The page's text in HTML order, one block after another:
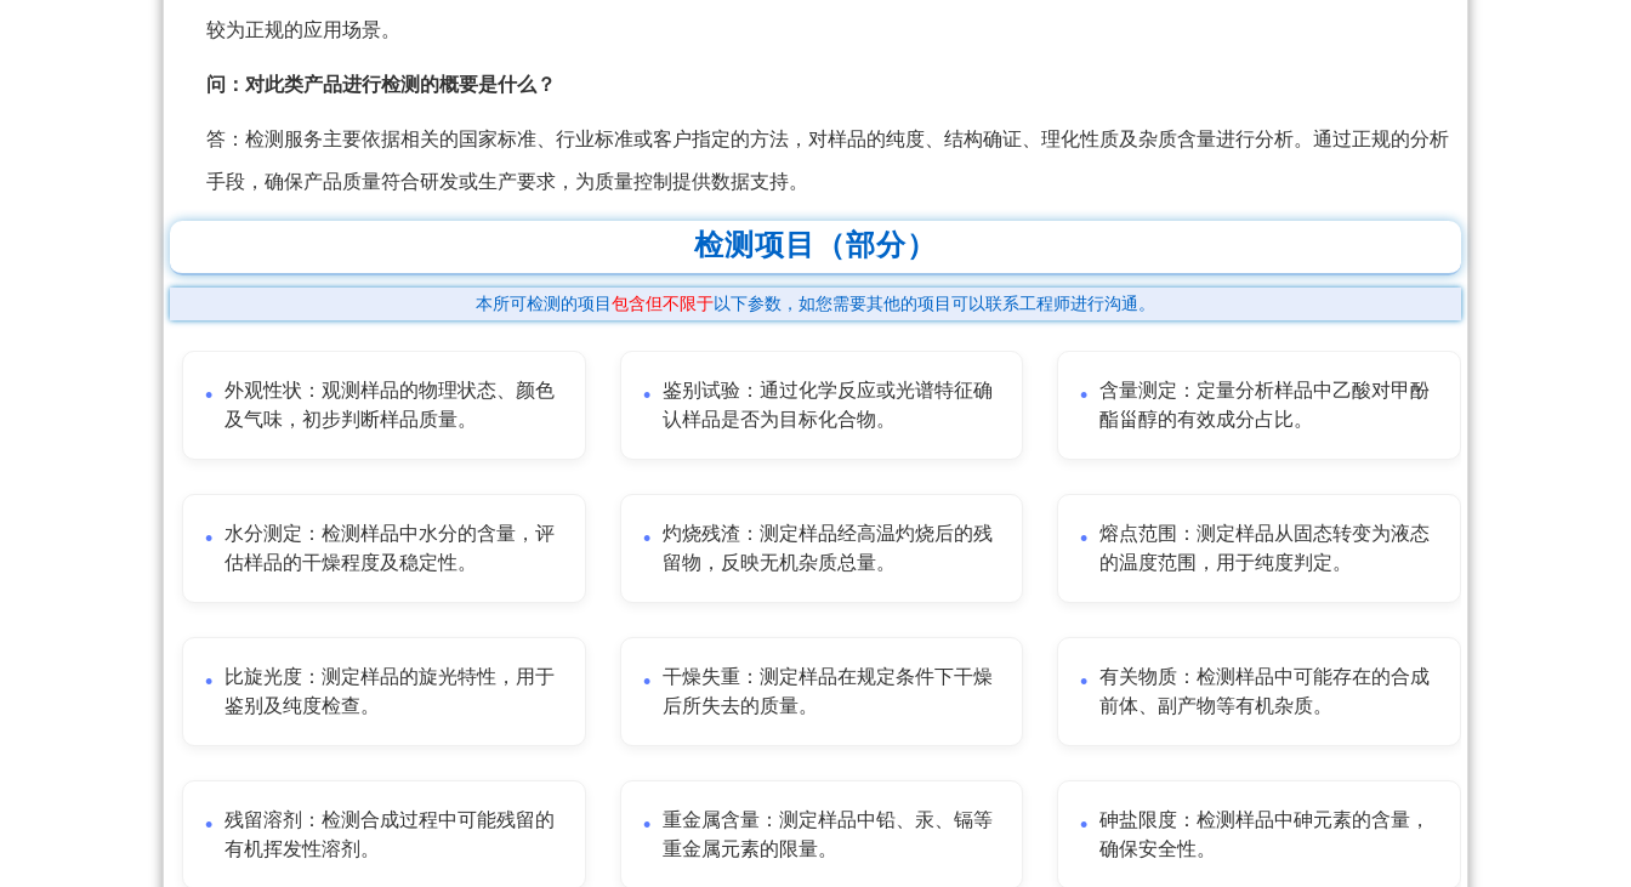
较为正规的应用场景。
问：对此类产品进行检测的概要是什么？
答：检测服务主要依据相关的国家标准、行业标准或客户指定的方法，对样品的纯度、结构确证、理化性质及杂质含量进行分析。通过正规的分析
手段，确保产品质量符合研发或生产要求，为质量控制提供数据支持。
检测项目（部分）
本所可检测的项目 包含但不限于以下参数，如您需要其他的项目可以联系工程师进行沟通。
外观性状：观测样品的物理状态、颜色
及气味，初步判断样品质量。
鉴别试验：通过化学反应或光谱特征确
认样品是否为目标化合物。
含量测定：定量分析样品中乙酸对甲酚
酯甾醇的有效成分占比。
水分测定：检测样品中水分的含量，评
估样品的干燥程度及稳定性。
灼烧残渣：测定样品经高温灼烧后的残
留物，反映无机杂质总量。
熔点范围：测定样品从固态转变为液态
的温度范围，用于纯度判定。
比旋光度：测定样品的旋光特性，用于
鉴别及纯度检查。
干燥失重：测定样品在规定条件下干燥
后所失去的质量。
有关物质：检测样品中可能存在的合成
前体、副产物等有机杂质。
残留溶剂：检测合成过程中可能残留的
有机挥发性溶剂。
重金属含量：测定样品中铅、汞、镉等
重金属元素的限量。
砷盐限度：检测样品中砷元素的含量，
确保安全性。